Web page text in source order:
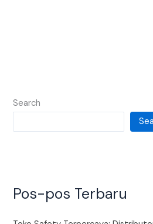
Search
Pos-pos Terbaru